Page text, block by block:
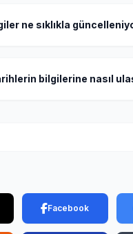
ne sıklıkla
bilgilerine nasıl
Facebook